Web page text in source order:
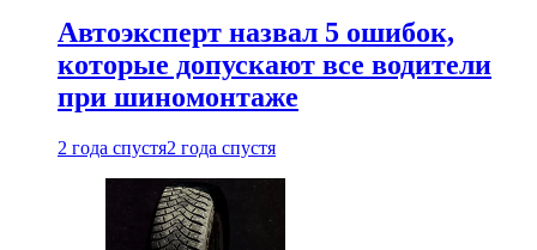
Автоэксперт назвал 5 ошибок,
которые допускают все водители
при шиномонтаже
2 года спустя2 года спустя